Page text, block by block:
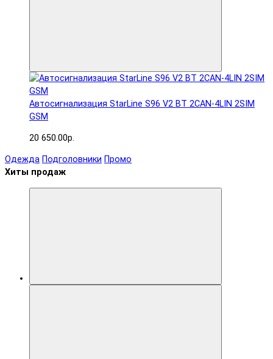
Автосигнализация StarLine S96 V2 BT 2CAN-4LIN 2SIM
GSM
20 650.00р.
Одежда Подголовники Промо
Хиты продаж